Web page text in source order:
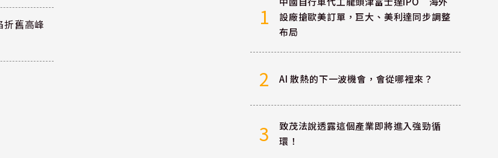
舊高峰
1
設廠搶歐美訂單，巨大、美利達同步調整
布局
2 AI 散熱的下一波機會，會從哪裡來？
3
致茂法說透露這個產業即將進入強勁循
環！